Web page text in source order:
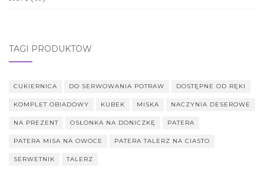
TAGI PRODUKTÓW
CUKIERNICA DO SERWOWANIA POTRAW DOSTĘPNE OD RĘKI
KOMPLET OBIADOWY KUBEK MISKA NACZYNIA DESEROWE
NA PREZENT OSŁONKA NA DONICZKĘ PATERA
PATERA MISA NA OWOCE PATERA TALERZ NA CIASTO
SERWETNIK TALERZ